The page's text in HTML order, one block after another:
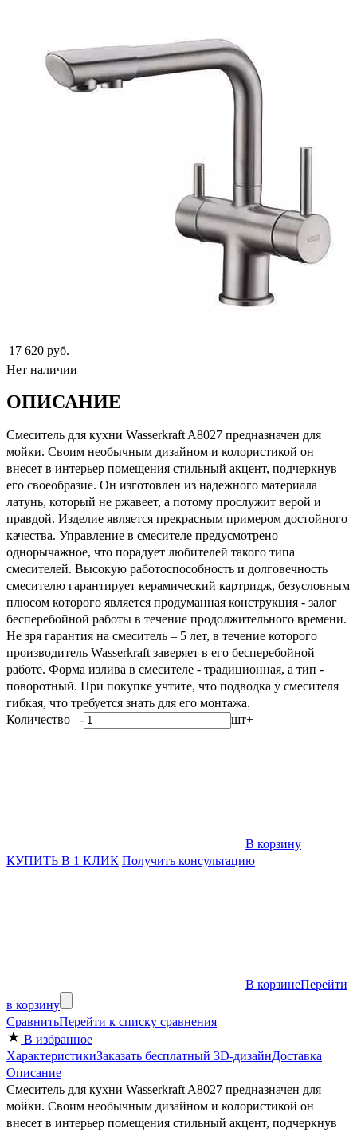
17 620 руб.
Нет наличии
ОПИСАНИЕ
Смеситель для кухни Wasserkraft A8027 предназначен для
мойки. Своим необычным дизайном и колористикой он
внесет в интерьер помещения стильный акцент, подчеркнув
его своеобразие. Он изготовлен из надежного материала
латунь, который не ржавеет, а потому прослужит верой и
правдой. Изделие является прекрасным примером достойного
качества. Управление в смесителе предусмотрено
однорычажное, что порадует любителей такого типа
смесителей. Высокую работоспособность и долговечность
смесителю гарантирует керамический картридж, безусловным
плюсом которого является продуманная конструкция - залог
бесперебойной работы в течение продолжительного времени.
Не зря гарантия на смеситель – 5 лет, в течение которого
производитель Wasserkraft заверяет в его бесперебойной
работе. Форма излива в смесителе - традиционная, а тип -
поворотный. При покупке учтите, что подводка у смесителя
гибкая, что требуется знать для его монтажа.
Количество - шт+
В корзину
КУПИТЬ В 1 КЛИК Получить консультацию
В корзинеПерейти
в корзину
СравнитьПерейти к списку сравнения
В избранное
ХарактеристикиЗаказать бесплатный 3D-дизайнДоставка
Описание
Смеситель для кухни Wasserkraft A8027 предназначен для
мойки. Своим необычным дизайном и колористикой он
внесет в интерьер помещения стильный акцент, подчеркнув